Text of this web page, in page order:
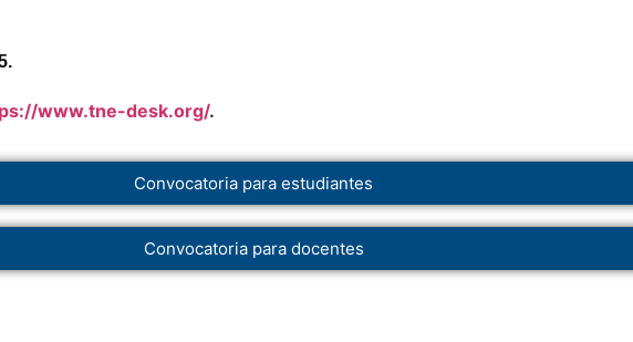
www.tne-desk.org/.
Convocatoria para estudiantes
Convocatoria para docentes